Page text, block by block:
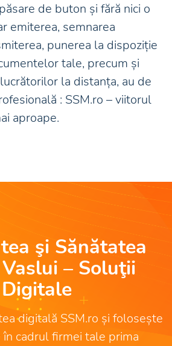
de buton și fără nici o
emiterea, semnarea
punerea la dispoziție
tale, precum și
la distanța, au de
: SSM.ro – viitorul
aproape.
şi Sănătatea
– Soluţii
Digitale
digitală SSM.ro și folosește
în cadrul firmei tale prima